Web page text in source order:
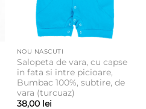
NOU NASCUTI
Salopeta de vara, cu capse
in fata si intre picioare,
Bumbac 100%, subtire, de
vara (turcuaz)
38,00 lei